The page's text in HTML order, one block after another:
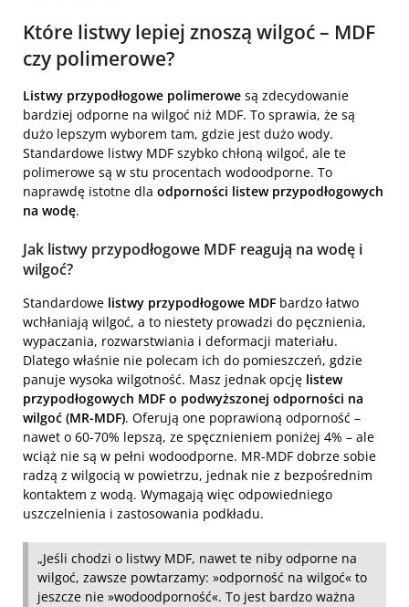
Które listwy lepiej znoszą wilgoć – MDF
czy polimerowe?
Listwy przypodłogowe polimerowe są zdecydowanie
bardziej odporne na wilgoć niż MDF. To sprawia, że są
dużo lepszym wyborem tam, gdzie jest dużo wody.
Standardowe listwy MDF szybko chłoną wilgoć, ale te
polimerowe są w stu procentach wodoodporne. To
naprawdę istotne dla odporności listew przypodłogowych
na wodę.
Jak listwy przypodłogowe MDF reagują na wodę i
wilgoć?
Standardowe listwy przypodłogowe MDF bardzo łatwo
wchłaniają wilgoć, a to niestety prowadzi do pęcznienia,
wypaczania, rozwarstwiania i deformacji materiału.
Dlatego właśnie nie polecam ich do pomieszczeń, gdzie
panuje wysoka wilgotność. Masz jednak opcję listew
przypodłogowych MDF o podwyższonej odporności na
wilgoć (MR-MDF). Oferują one poprawioną odporność –
nawet o 60-70% lepszą, ze spęcznieniem poniżej 4% – ale
wciąż nie są w pełni wodoodporne. MR-MDF dobrze sobie
radzą z wilgocią w powietrzu, jednak nie z bezpośrednim
kontaktem z wodą. Wymagają więc odpowiedniego
uszczelnienia i zastosowania podkładu.
„Jeśli chodzi o listwy MDF, nawet te niby odporne na
wilgoć, zawsze powtarzamy: »odporność na wilgoć« to
jeszcze nie »wodoodporność«. To jest bardzo ważna